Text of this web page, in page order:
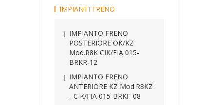
IMPIANTI FRENO
IMPIANTO FRENO
POSTERIORE OK/KZ
Mod.R8K CIK/FIA 015-
BRKR-12
IMPIANTO FRENO
ANTERIORE KZ Mod.R8KZ
- CIK/FIA 015-BRKF-08